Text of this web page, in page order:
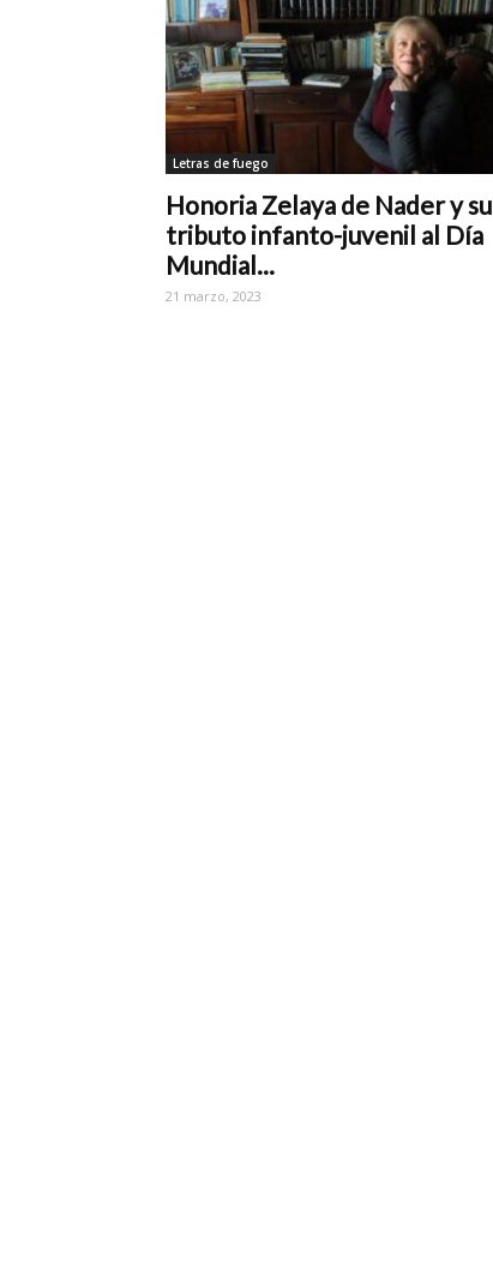
Letras de fuego
Honoria Zelaya de Nader y su
tributo infanto-juvenil al Día
Mundial...
21 marzo, 2023